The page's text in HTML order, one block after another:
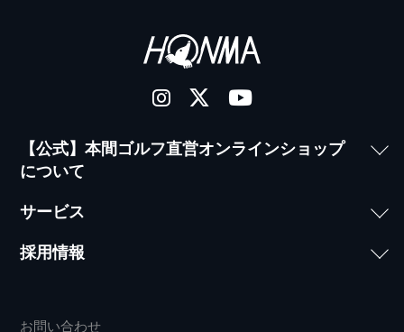
【公式】本間ゴルフ直営オンラインショップ
について
サービス
採用情報
お問い合わせ